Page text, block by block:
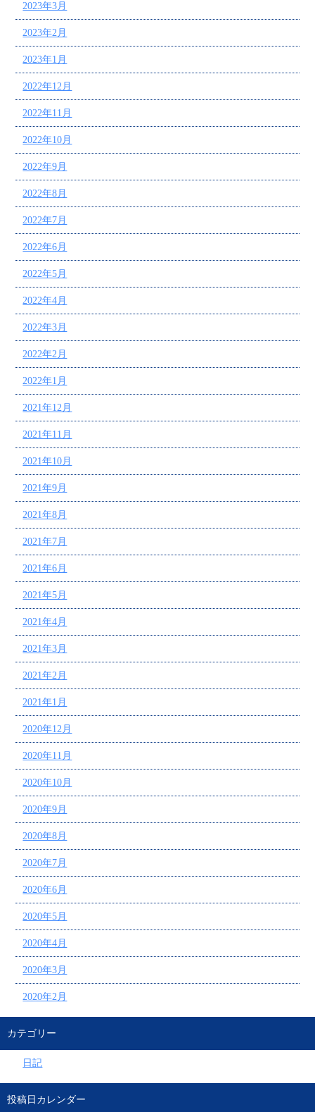
2023年3月
2023年2月
2023年1月
2022年12月
2022年11月
2022年10月
2022年9月
2022年8月
2022年7月
2022年6月
2022年5月
2022年4月
2022年3月
2022年2月
2022年1月
2021年12月
2021年11月
2021年10月
2021年9月
2021年8月
2021年7月
2021年6月
2021年5月
2021年4月
2021年3月
2021年2月
2021年1月
2020年12月
2020年11月
2020年10月
2020年9月
2020年8月
2020年7月
2020年6月
2020年5月
2020年4月
2020年3月
2020年2月
カテゴリー
日記
投稿日カレンダー